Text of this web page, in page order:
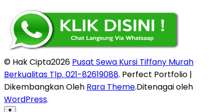
© Hak Cipta2026 Pusat Sewa Kursi Tiffany Murah
Berkualitas Tlp. 021-82619088. Perfect Portfolio |
Dikembangkan Oleh Rara Theme.Ditenagai oleh
WordPress.